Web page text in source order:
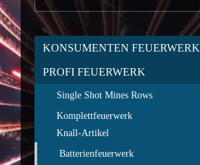
KONSUMENTEN FEUERWERK
PROFI FEUERWERK
Single Shot Mines Rows
Komplettfeuerwerk
Knall-Artikel
Batterienfeuerwerk